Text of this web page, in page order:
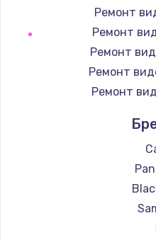
Ремонт
Ремонт
Ремонт
Ремонт
Ремонт